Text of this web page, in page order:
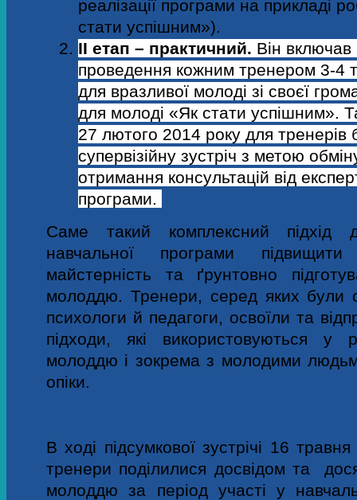
реалізації програми на прикладі
стати успішним»).
ІІ етап – практичний. Він включав
проведення кожним тренером 3-4
для вразливої молоді зі своєї
для молоді «Як стати успішним».
27 лютого 2014 року для тренерів
супервізійну зустріч з метою
отримання консультацій від
програми.
Саме такий комплексний підхід
навчальної програми
майстерність та ґрунтовно
молоддю. Тренери, серед яких були
психологи й педагоги, освоїли та
підходи, які використовуються у
молоддю і зокрема з молодими
опіки.
В ході підсумкової зустрічі 16
тренери поділилися досвідом та
молоддю за період участі у